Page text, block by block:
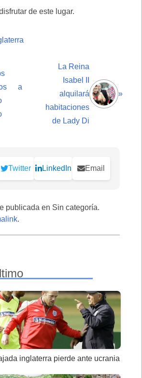
de este lugar.
a
La Reina
Isabel II
alquilará
habitaciones
de Lady Di
»
Twitter LinkedIn Email
publicada en Sin categoría.
.
inglaterra pierde ante ucrania